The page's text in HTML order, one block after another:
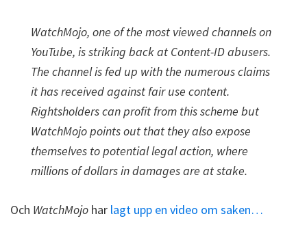
WatchMojo, one of the most viewed channels on
YouTube, is striking back at Content-ID abusers.
The channel is fed up with the numerous claims
it has received against fair use content.
Rightsholders can profit from this scheme but
WatchMojo points out that they also expose
themselves to potential legal action, where
millions of dollars in damages are at stake.
Och WatchMojo har lagt upp en video om saken…